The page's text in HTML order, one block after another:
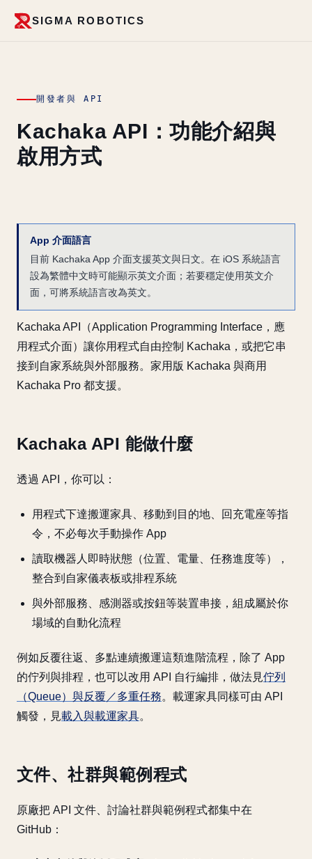
SIGMA ROBOTICS
開發者與 API
Kachaka API：功能介紹與
啟用方式
App 介面語言
目前 Kachaka App 介面支援英文與日文。在 iOS 系統語言
設為繁體中文時可能顯示英文介面；若要穩定使用英文介
面，可將系統語言改為英文。
Kachaka API（Application Programming Interface，應
用程式介面）讓你用程式自由控制 Kachaka，或把它串
接到自家系統與外部服務。家用版 Kachaka 與商用
Kachaka Pro 都支援。
Kachaka API 能做什麼
透過 API，你可以：
用程式下達搬運家具、移動到目的地、回充電座等指
令，不必每次手動操作 App
讀取機器人即時狀態（位置、電量、任務進度等），
整合到自家儀表板或排程系統
與外部服務、感測器或按鈕等裝置串接，組成屬於你
場域的自動化流程
例如反覆往返、多點連續搬運這類進階流程，除了 App
的佇列與排程，也可以改用 API 自行編排，做法見佇列
（Queue）與反覆／多重任務。載運家具同樣可由 API
觸發，見載入與載運家具。
文件、社群與範例程式
原廠把 API 文件、討論社群與範例程式都集中在
GitHub：